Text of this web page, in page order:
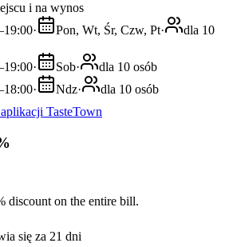
i na wynos
· Pon, Wt, Śr, Czw, Pt·
dla 10
· Sob·
dla 10 osób
· Ndz·
dla 10 osób
TasteTown
discount on the entire bill.
się za 21 dni